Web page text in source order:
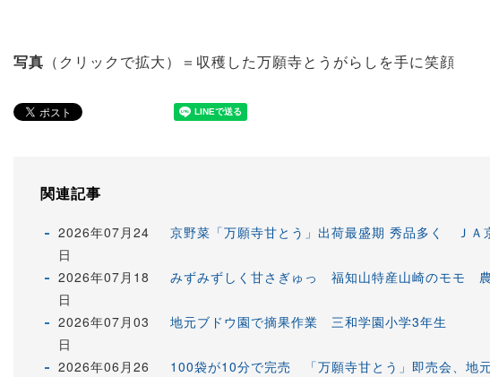
写真 （クリックで拡大）＝収穫した万願寺とうがらしを手に笑顔
関連記事
2026年07月24
日
京野菜「万願寺甘とう」出荷最盛期 秀品多く ＪＡ
2026年07月18
日
みずみずしく甘さぎゅっ 福知山特産山崎のモモ
2026年07月03
日
地元ブドウ園で摘果作業 三和学園小学3年生
2026年06月26
100袋が10分で完売 「万願寺甘とう」即売会、地